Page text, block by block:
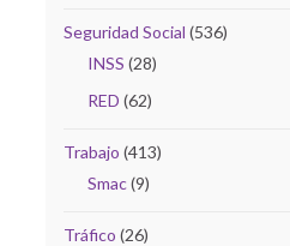
Seguridad Social (536)
INSS (28)
RED (62)
Trabajo (413)
Smac(9)
Tráfico (26)